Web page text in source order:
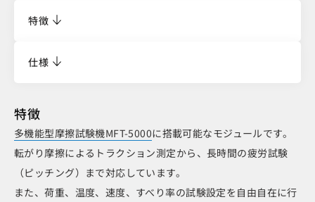
特徴
仕様
特徴
多機能型摩擦試験機MFT-5000に搭載可能なモジュールです。
転がり摩擦によるトラクション測定から、長時間の疲労試験
（ピッチング）まで対応しています。
また、荷重、温度、速度、すべり率の試験設定を自由自在に行